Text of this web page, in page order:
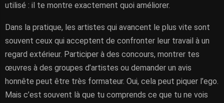
utilisé : il te montre exactement quoi améliorer.
Dans la pratique, les artistes qui avancent le plus vite sont
souvent ceux qui acceptent de confronter leur travail à un
regard extérieur. Participer à des concours, montrer tes
œuvres à des groupes d’artistes ou demander un avis
honnête peut être très formateur. Oui, cela peut piquer l’ego.
Mais c’est souvent là que tu comprends ce que tu ne vois